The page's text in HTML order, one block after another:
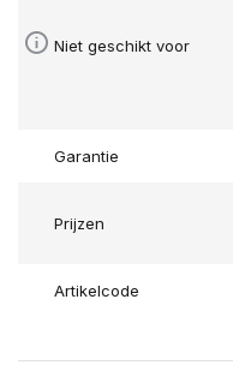
Niet geschikt voor
Garantie
Prijzen
Artikelcode